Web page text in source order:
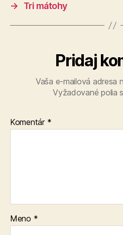
→
Tri mátohy
Pridaj
Vaša e-mailová adresa
Vyžadované polia
Komentár *
Meno *